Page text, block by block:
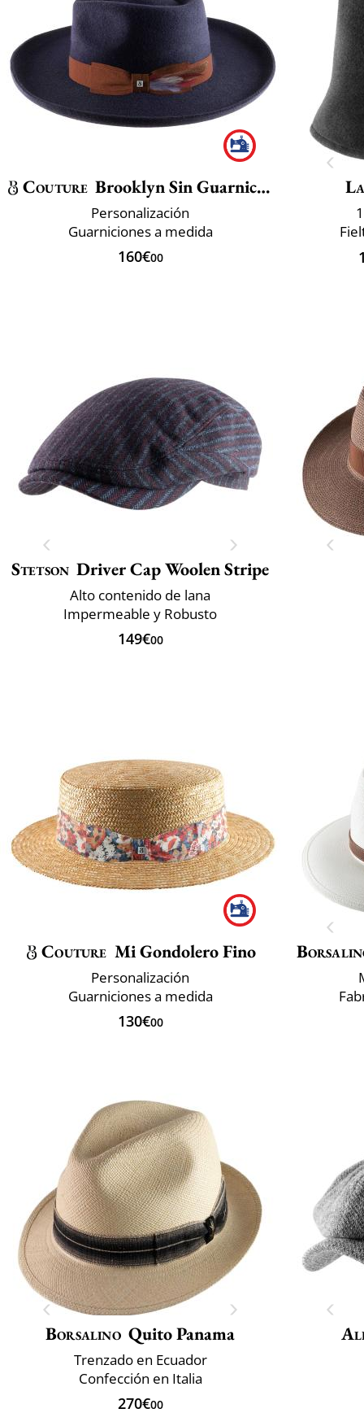
Couture Brooklyn Sin Guarnicion
Personalización
Guarniciones a medida
160€00
Stetson Driver Cap Woolen Stripe
Alto contenido de lana
Impermeable y Robusto
149€00
Couture Mi Gondolero Fino
Personalización
Guarniciones a medida
130€00
Borsalino Quito Panama
Trenzado en Ecuador
Confección en Italia
270€00